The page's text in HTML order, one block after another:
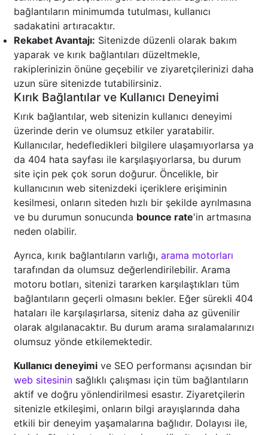
bağlantıların minimumda tutulması, kullanıcı
sadakatini artıracaktır.
Rekabet Avantajı: Sitenizde düzenli olarak bakım
yaparak ve kırık bağlantıları düzeltmekle,
rakiplerinizin önüne geçebilir ve ziyaretçilerinizi daha
uzun süre sitenizde tutabilirsiniz.
Kırık Bağlantılar ve Kullanıcı Deneyimi
Kırık bağlantılar, web sitenizin kullanıcı deneyimi
üzerinde derin ve olumsuz etkiler yaratabilir.
Kullanıcılar, hedefledikleri bilgilere ulaşamıyorlarsa ya
da 404 hata sayfası ile karşılaşıyorlarsa, bu durum
site için pek çok sorun doğurur. Öncelikle, bir
kullanıcının web sitenizdeki içeriklere erişiminin
kesilmesi, onların siteden hızlı bir şekilde ayrılmasına
ve bu durumun sonucunda bounce rate'in artmasına
neden olabilir.
Ayrıca, kırık bağlantıların varlığı, arama motorları
tarafından da olumsuz değerlendirilebilir. Arama
motoru botları, sitenizi tararken karşılaştıkları tüm
bağlantıların geçerli olmasını bekler. Eğer sürekli 404
hataları ile karşılaşırlarsa, siteniz daha az güvenilir
olarak algılanacaktır. Bu durum arama sıralamalarınızı
olumsuz yönde etkilemektedir.
Kullanıcı deneyimi ve SEO performansı açısından bir
web sitesinin sağlıklı çalışması için tüm bağlantıların
aktif ve doğru yönlendirilmesi esastır. Ziyaretçilerin
sitenizle etkileşimi, onların bilgi arayışlarında daha
etkili bir deneyim yaşamalarına bağlıdır. Dolayısı ile,